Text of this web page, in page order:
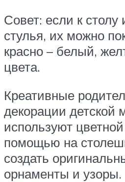
Совет: если к
стулья, их можно
красно – белый,
цвета.
Креативные
декорации детской
используют
помощью на
создать
орнаменты и узоры.